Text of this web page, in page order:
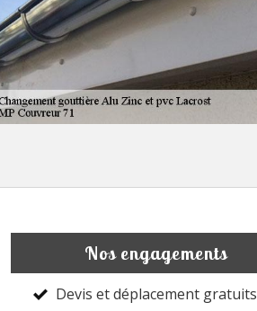
Nos engagements
Devis et déplacement gratuits